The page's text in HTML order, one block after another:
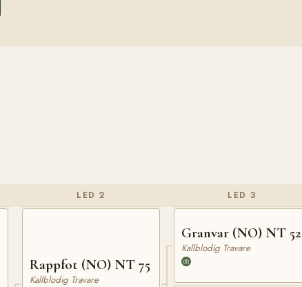
LED 2
Rappfot (NO) NT 75
Kallblodig Travare
LED 3
Granvar (NO) NT 52
Kallblodig Travare